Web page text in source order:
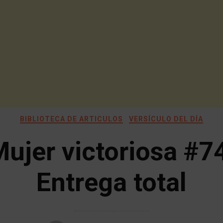
BIBLIOTECA DE ARTICULOS VERSÍCULO DEL DÍA
victoriosa
Entrega total